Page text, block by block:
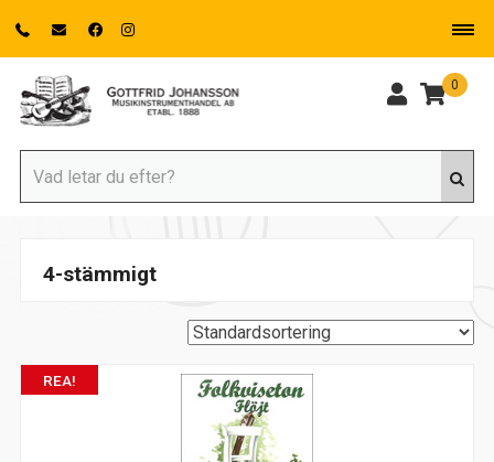
0
4-stämmigt
REA!